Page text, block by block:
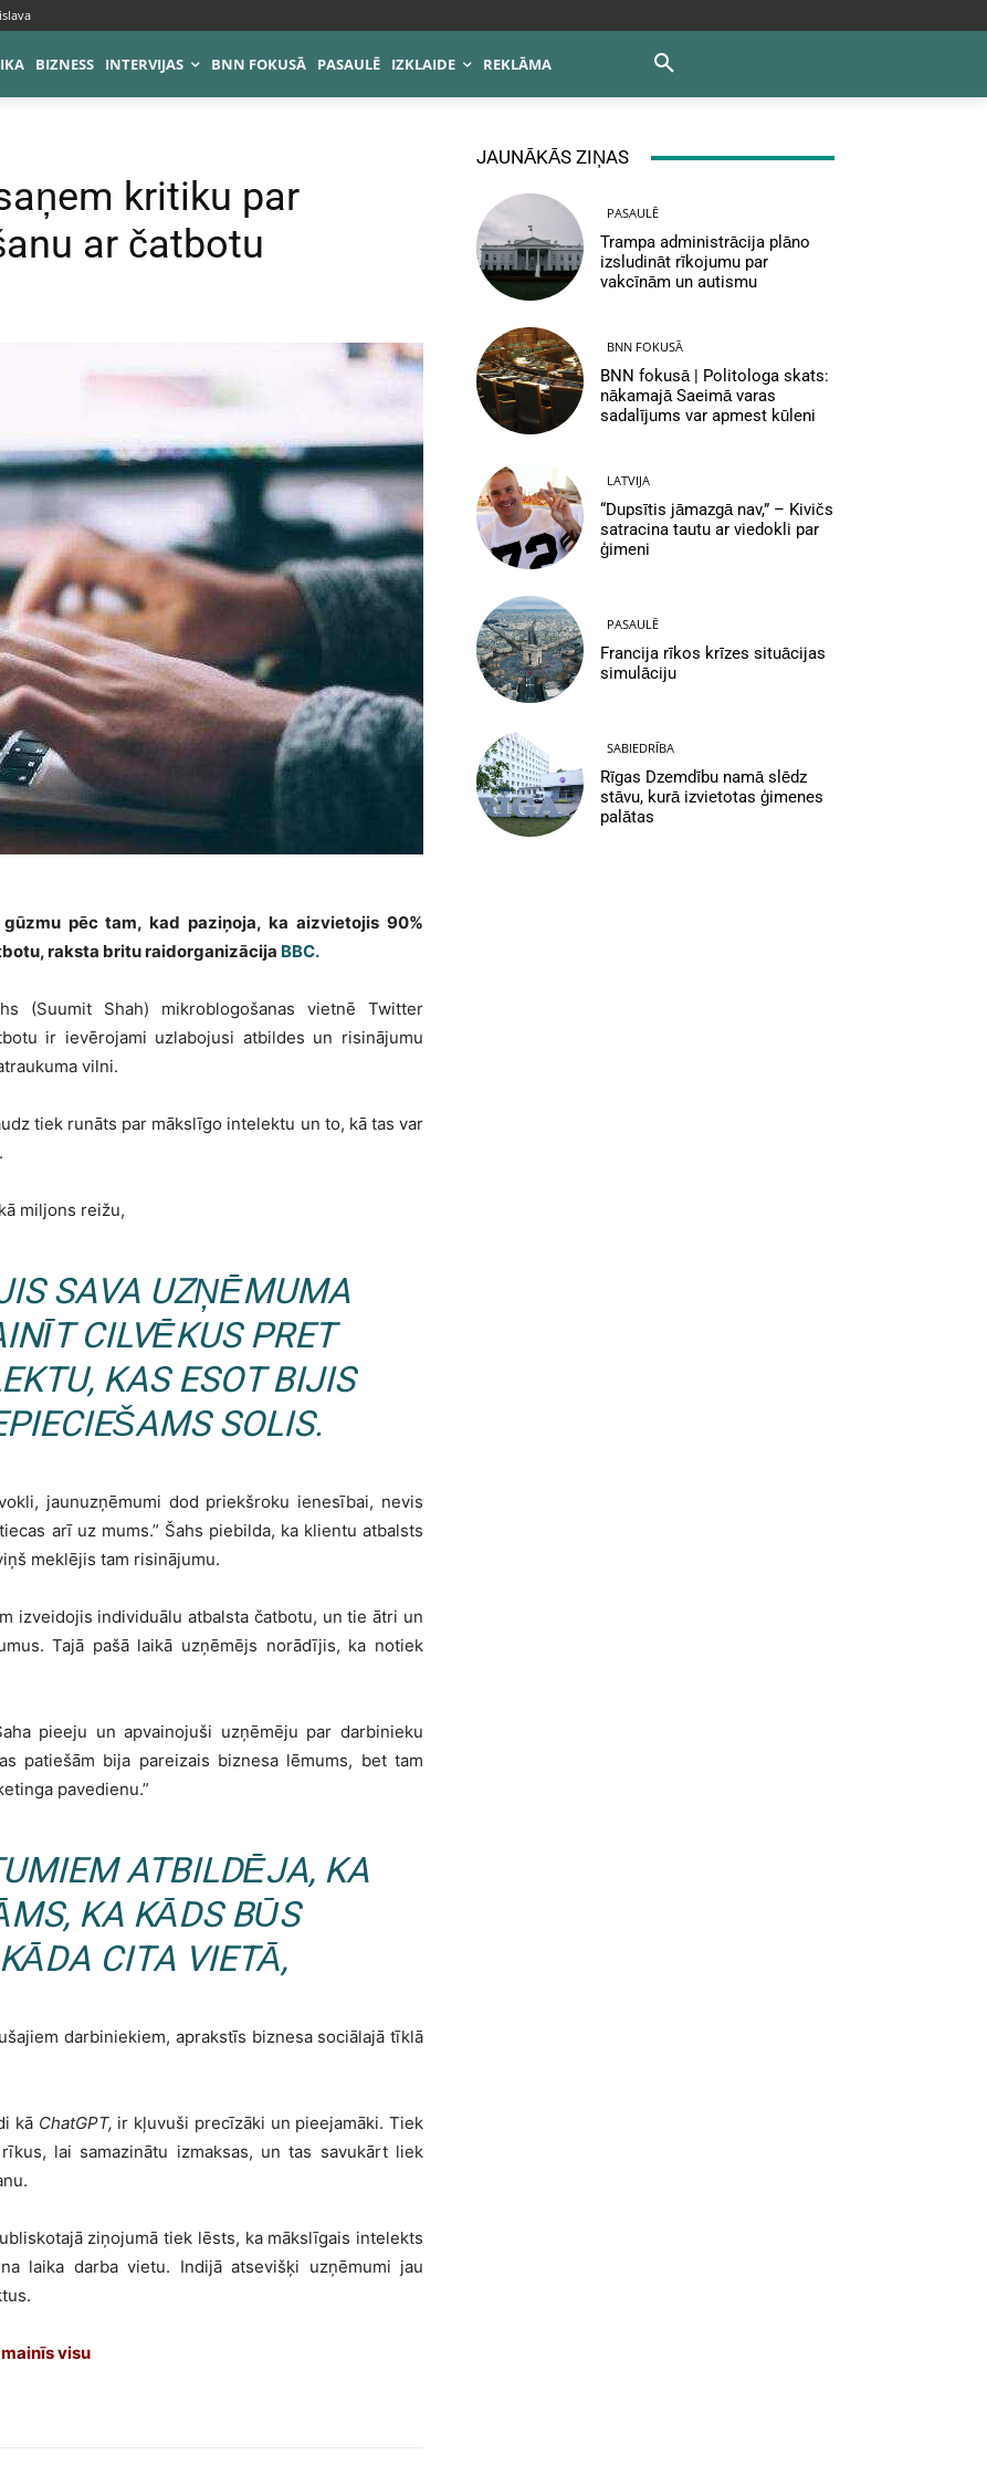
BIZNESS INTERVIJAS BNN FOKUSĀ PASAULĒ IZKLAIDE REKLĀMA
kritiku par
ar čatbotu
pēc tam, kad paziņoja, ka aizvietojis 90%
raksta britu raidorganizācija BBC.
(Suumit Shah) mikroblogošanas vietnē Twitter
ir ievērojami uzlabojusi atbildes un risinājumu
vilni.
tiek runāts par mākslīgo intelektu un to, kā tas var
miljons reižu,
SAVA UZŅĒMUMA
CILVĒKUS PRET
KAS ESOT BIJIS
SOLIS.
jaunuzņēmumi dod priekšroku ienesībai, nevis
arī uz mums.” Šahs piebilda, ka klientu atbalsts
meklējis tam risinājumu.
izveidojis individuālu atbalsta čatbotu, un tie ātri un
Tajā pašā laikā uzņēmējs norādījis, ka notiek
pieeju un apvainojuši uzņēmēju par darbinieku
patiešām bija pareizais biznesa lēmums, bet tam
pavedienu.”
ATBILDĒJA, KA
KA KĀDS BŪS
CITA VIETĀ,
darbiniekiem, aprakstīs biznesa sociālajā tīklā
kā ChatGPT, ir kļuvuši precīzāki un pieejamāki. Tiek
lai samazinātu izmaksas, un tas savukārt liek
ziņojumā tiek lēsts, ka mākslīgais intelekts
laika darba vietu. Indijā atsevišķi uzņēmumi jau
visu
JAUNĀKĀS ZIŅAS
PASAULĒ
Trampa administrācija plāno
izsludināt rīkojumu par
vakcīnām un autismu
BNN FOKUSĀ
BNN fokusā | Politologa skats:
nākamajā Saeimā varas
sadalījums var apmest kūleni
LATVIJA
“Dupsītis jāmazgā nav,” – Kivičs
satracina tautu ar viedokli par
ģimeni
PASAULĒ
Francija rīkos krīzes situācijas
simulāciju
SABIEDRĪBA
Rīgas Dzemdību namā slēdz
stāvu, kurā izvietotas ģimenes
palātas